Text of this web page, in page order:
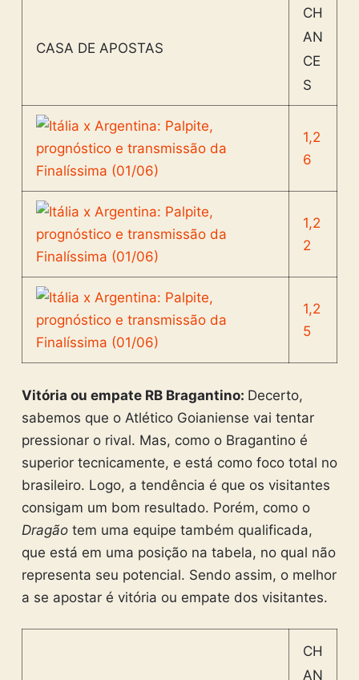
CASA DE APOSTAS
CH
AN
CE
S
1,2
6
1,2
2
1,2
5
Vitória ou empate RB Bragantino: Decerto,
sabemos que o Atlético Goianiense vai tentar
pressionar o rival. Mas, como o Bragantino é
superior tecnicamente, e está como foco total no
brasileiro. Logo, a tendência é que os visitantes
consigam um bom resultado. Porém, como o
Dragãotem uma equipe também qualificada,
que está em uma posição na tabela, no qual não
representa seu potencial. Sendo assim, o melhor
a se apostar é vitória ou empate dos visitantes.
CH
AN